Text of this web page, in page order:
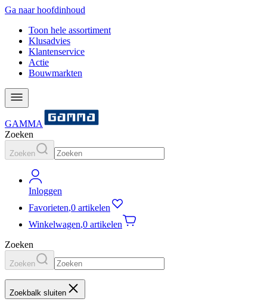
Ga naar hoofdinhoud
Toon hele assortiment
Klusadvies
Klantenservice
Actie
Bouwmarkten
GAMMA
Zoeken
Zoeken
Inloggen
Favorieten,0 artikelen
Winkelwagen,0 artikelen
Zoeken
Zoeken
Zoekbalk sluiten